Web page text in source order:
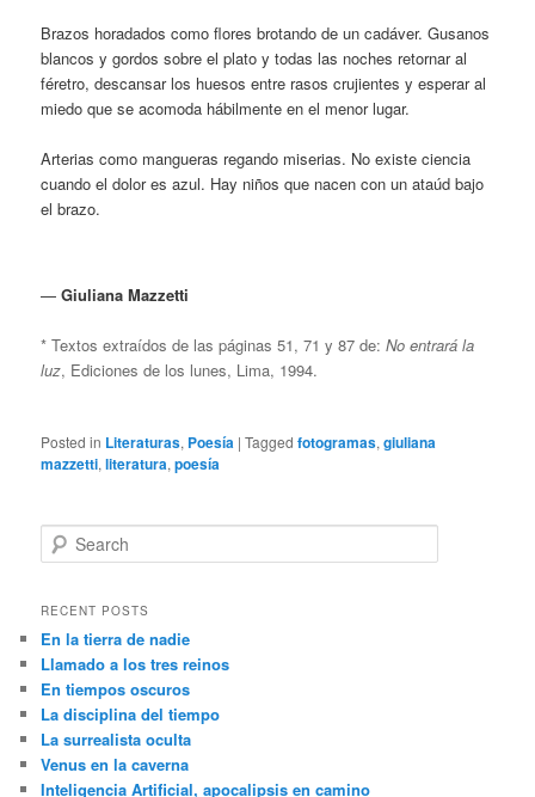
Brazos horadados como flores brotando de un cadáver. Gusanos
blancos y gordos sobre el plato y todas las noches retornar al
féretro, descansar los huesos entre rasos crujientes y esperar al
miedo que se acomoda hábilmente en el menor lugar.
Arterias como mangueras regando miserias. No existe ciencia
cuando el dolor es azul. Hay niños que nacen con un ataúd bajo
el brazo.
—Giuliana Mazzetti
* Textos extraídos de las páginas 51, 71 y 87 de: No entrará la
luz, Ediciones de los lunes, Lima, 1994.
Posted in Literaturas, Poesía |Tagged fotogramas,giuliana
mazzetti,literatura,poesía
e
r
h
RECENT POSTS
En la tierra de nadie
Llamado a los tres reinos
En tiempos oscuros
La disciplina del tiempo
La surrealista oculta
Venus en la caverna
Inteligencia Artificial, apocalipsis en camino